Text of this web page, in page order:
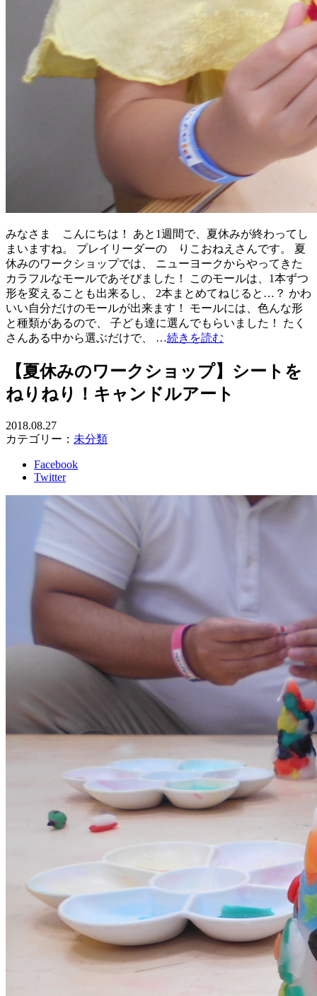
みなさま こんにちは！ あと1週間で、夏休みが終わってし
まいますね。 プレイリーダーの りこおねえさんです。 夏
休みのワークショップでは、 ニューヨークからやってきた
カラフルなモールであそびました！ このモールは、1本ずつ
形を変えることも出来るし、 2本まとめてねじると…？ かわ
いい自分だけのモールが出来ます！ モールには、色んな形
と種類があるので、 子ども達に選んでもらいました！ たく
さんある中から選ぶだけで、 …続きを読む
【夏休みのワークショップ】シートを
ねりねり！キャンドルアート
2018.08.27
カテゴリー： 未分類
Facebook
Twitter